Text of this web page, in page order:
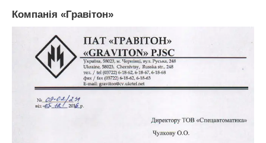
Компанія «Гравітон»